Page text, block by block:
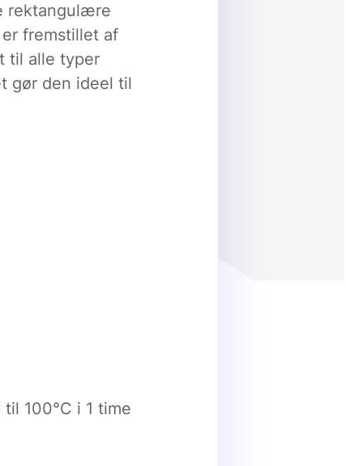
rektangulære
fremstillet af
til alle typer
gør den ideel til
100°C i 1 time